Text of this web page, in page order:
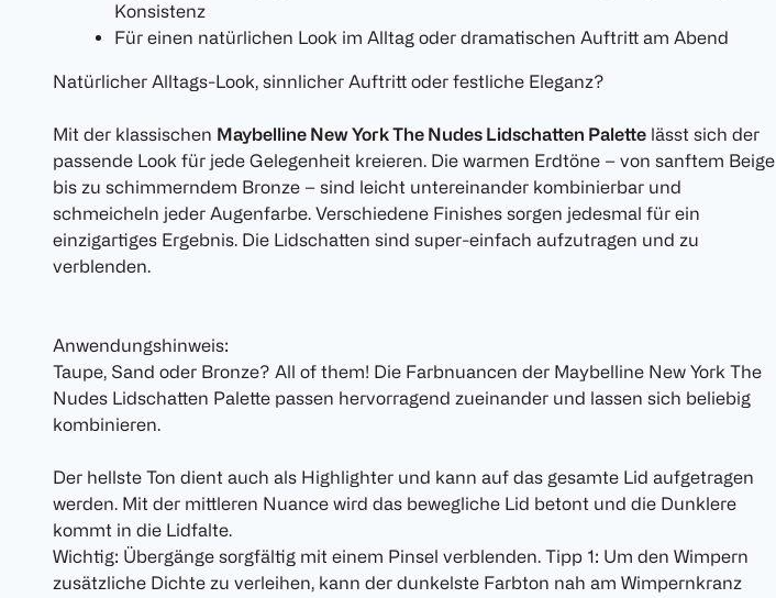
Konsistenz
Für einen natürlichen Look im Alltag oder dramatischen Auftritt am Abend
Natürlicher Alltags-Look, sinnlicher Auftritt oder festliche Eleganz?
Mit der klassischen Maybelline New York The Nudes Lidschatten Palette lässt sich der
passende Look für jede Gelegenheit kreieren. Die warmen Erdtöne – von sanftem Beige
bis zu schimmerndem Bronze – sind leicht untereinander kombinierbar und
schmeicheln jeder Augenfarbe. Verschiedene Finishes sorgen jedesmal für ein
einzigartiges Ergebnis. Die Lidschatten sind super-einfach aufzutragen und zu
verblenden.
Anwendungshinweis:
Taupe, Sand oder Bronze? All of them! Die Farbnuancen der Maybelline New York The
Nudes Lidschatten Palette passen hervorragend zueinander und lassen sich beliebig
kombinieren.
Der hellste Ton dient auch als Highlighter und kann auf das gesamte Lid aufgetragen
werden. Mit der mittleren Nuance wird das bewegliche Lid betont und die Dunklere
kommt in die Lidfalte.
Wichtig: Übergänge sorgfältig mit einem Pinsel verblenden. Tipp 1: Um den Wimpern
zusätzliche Dichte zu verleihen, kann der dunkelste Farbton nah am Wimpernkranz